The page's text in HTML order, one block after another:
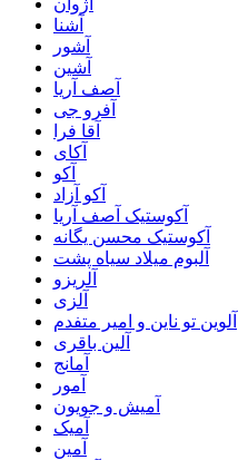
آشنا
آشور
آشین
آصف آریا
آفرو جی
آقا فرا
آکای
آکو
آکو آزاد
آکوستیک آصف آریا
آکوستیک محسن یگانه
آلبوم میلاد سیاه پشت
آلریزو
آلزی
آلوین تو ناین و امیر متفدم
آلین باقری
آمانج
آمور
آمیش و جویون
آمیک
آمین